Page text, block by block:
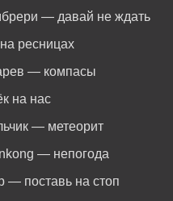
— давай не ждать
ресницах
— компасы
на нас
— метеорит
— непогода
— поставь на стоп